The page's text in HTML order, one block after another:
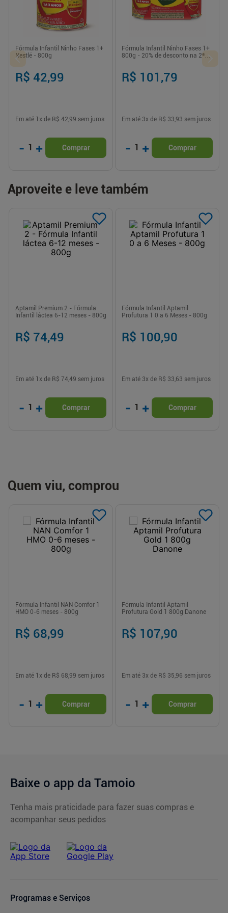
Fórmula Infantil Ninho Fases 1+
Nestlé - 800g
R$ 42,99
Em até 1 x de R$ 42,99 sem juros
- 1 + Comprar
Fórmula Infantil Ninho Fases 1+
800g - 20% de desconto na 2ª
R$ 101,79
Em até 3x de R$ 33,93 sem juros
- 1 + Comprar
Aproveite e leve também
Aptamil Premium 2 - Fórmula
Infantil láctea 6-12 meses - 800g
R$ 74,49
Em até 1 x de R$ 74,49 sem juros
- 1 + Comprar
Fórmula Infantil Aptamil
Profutura 1 0 a 6 Meses - 800g
R$ 100,90
Em até 3x de R$ 33,63 sem juros
- 1 + Comprar
Quem viu, comprou
Fórmula Infantil NAN Comfor 1
HMO 0-6 meses - 800g
R$ 68,99
Em até 1 x de R$ 68,99 sem juros
- 1 + Comprar
Fórmula Infantil Aptamil
Profutura Gold 1 800g Danone
R$ 107,90
Em até 3x de R$ 35,96 sem juros
- 1 + Comprar
Baixe o app da Tamoio
Tenha mais praticidade para fazer suas compras e
acompanhar seus pedidos
Programas e Serviços